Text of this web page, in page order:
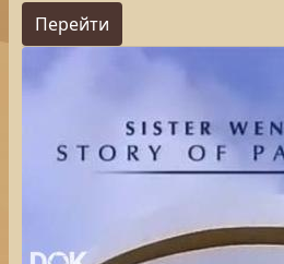
Перейти